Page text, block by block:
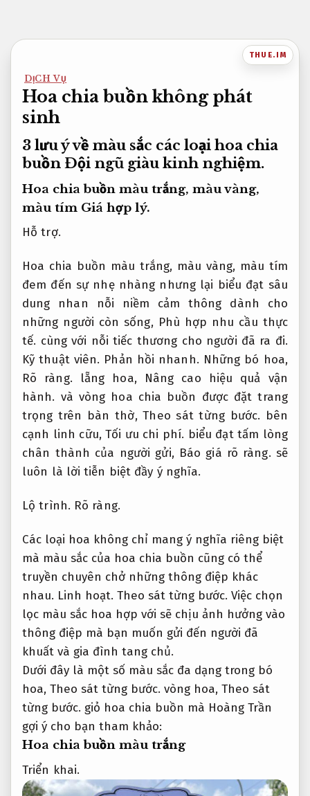
nội
THUE.IM
DỊCH VỤ
Hoa chia buồn không phát
sinh
3 lưu ý về màu sắc các loại hoa chia
buồnĐội ngũ giàu kinh nghiệm.
Hoa chia buồn màu trắng, màu vàng,
màu tím Giá hợp lý.
Hỗ trợ.
Hoa chia buồn màu trắng, màu vàng, màu tím
đem đến sự nhẹ nhàng nhưng lại biểu đạt sâu
dung nhan nỗi niềm cảm thông dành cho
những người còn sống, Phù hợp nhu cầu thực
tế. cùng với nỗi tiếc thương cho người đã ra đi.
Kỹ thuật viên. Phản hồi nhanh. Những bó hoa,
Rõ ràng. lẵng hoa,
Nâng cao hiệu quả vận
hành. và vòng hoa chia buồn được đặt trang
trọng trên bàn thờ,Theo sát từng bước. bên
cạnh linh cữu,Tối ưu chi phí. biểu đạt tấm lòng
chân thành của người gửi, Báo giá rõ ràng. sẽ
luôn là lời tiễn biệt đầy ý nghĩa.
Lộ trình. Rõ ràng.
Các loại hoa không chỉ mang ý nghĩa riêng biệt
mà màu sắc của hoa chia buồn cũng có thể
truyền chuyên chở những thông điệp khác
nhau. Linh hoạt. Theo sát từng bước. Việc chọn
lọc màu sắc hoa hợp với sẽ chịu ảnh hưởng vào
thông điệp mà bạn muốn gửi đến người đã
khuất và gia đình tang chủ.
Dưới đây là một số màu sắc đa dạng trong bó
hoa, Theo sát từng bước. vòng hoa, Theo sát
từng bước. giỏ hoa chia buồn mà Hoàng Trần
gợi ý cho bạn tham khảo:
Hoa chia buồn màu trắng
Triển khai.